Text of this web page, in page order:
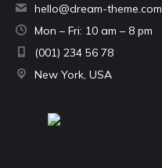
hello@dream-theme.com
Mon – Fri: 10 am – 8 pm
(001) 234 56 78
New York, USA